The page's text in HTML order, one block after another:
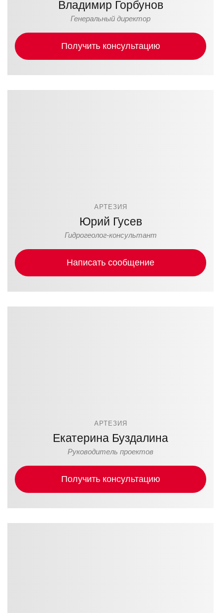
Владимир Горбунов
Генеральный директор
Получить консультацию
АРТЕЗИЯ
Юрий Гусев
Гидрогеолог-консультант
Написать сообщение
АРТЕЗИЯ
Екатерина Буздалина
Руководитель проектов
Получить консультацию